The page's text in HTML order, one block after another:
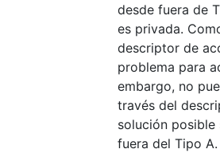
desde fuera de
es privada.
descriptor de
problema para
embargo, no
través del
solución posible
fuera del Tipo